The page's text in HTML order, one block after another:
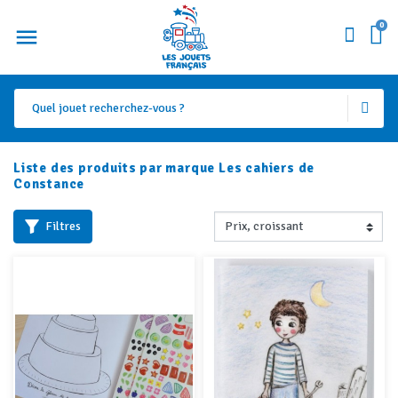
0
Liste des produits par marque Les cahiers de
Constance
Filtres